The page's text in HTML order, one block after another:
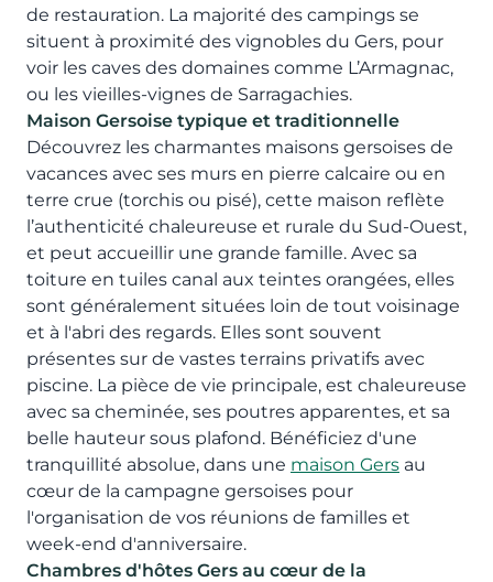
de restauration. La majorité des campings se
situent à proximité des vignobles du Gers, pour
voir les caves des domaines comme L’Armagnac,
ou les vieilles-vignes de Sarragachies.
Maison Gersoise typique et traditionnelle
Découvrez les charmantes maisons gersoises de
vacances avec ses murs en pierre calcaire ou en
terre crue (torchis ou pisé), cette maison reflète
l’authenticité chaleureuse et rurale du Sud-Ouest,
et peut accueillir une grande famille. Avec sa
toiture en tuiles canal aux teintes orangées, elles
sont généralement situées loin de tout voisinage
et à l'abri des regards. Elles sont souvent
présentes sur de vastes terrains privatifs avec
piscine. La pièce de vie principale, est chaleureuse
avec sa cheminée, ses poutres apparentes, et sa
belle hauteur sous plafond. Bénéficiez d'une
tranquillité absolue, dans une maison Gers au
cœur de la campagne gersoises pour
l'organisation de vos réunions de familles et
week-end d'anniversaire.
Chambres d'hôtes Gers au cœur de la